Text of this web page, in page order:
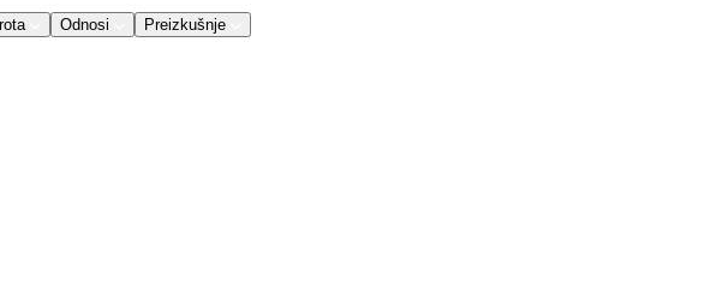
Odnosi Preizkušnje